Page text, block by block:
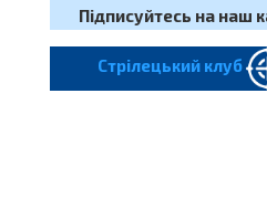
Підписуйтесь на наш
Cтрілецький клуб